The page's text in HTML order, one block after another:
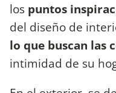
los puntos
del diseño de
lo que buscan las
intimidad de su